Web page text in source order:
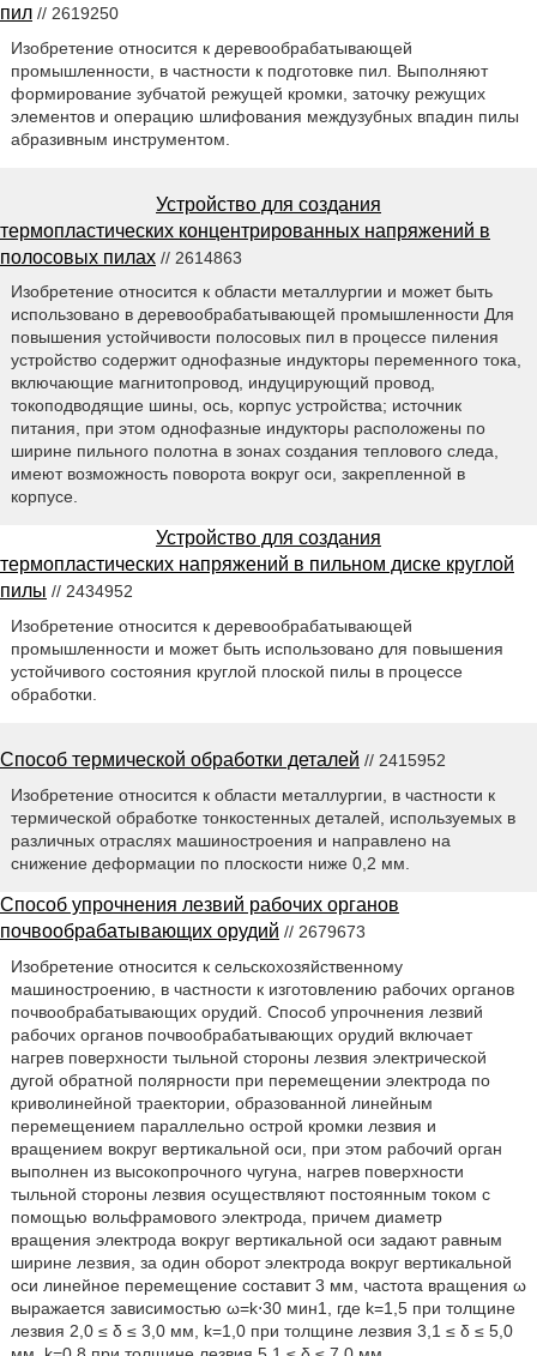
пил // 2619250
Изобретение относится к деревообрабатывающей
промышленности, в частности к подготовке пил. Выполняют
формирование зубчатой режущей кромки, заточку режущих
элементов и операцию шлифования междузубных впадин пилы
абразивным инструментом.
Устройство для создания
термопластических концентрированных напряжений в
полосовых пилах // 2614863
Изобретение относится к области металлургии и может быть
использовано в деревообрабатывающей промышленности Для
повышения устойчивости полосовых пил в процессе пиления
устройство содержит однофазные индукторы переменного тока,
включающие магнитопровод, индуцирующий провод,
токоподводящие шины, ось, корпус устройства; источник
питания, при этом однофазные индукторы расположены по
ширине пильного полотна в зонах создания теплового следа,
имеют возможность поворота вокруг оси, закрепленной в
корпусе.
Устройство для создания
термопластических напряжений в пильном диске круглой
пилы // 2434952
Изобретение относится к деревообрабатывающей
промышленности и может быть использовано для повышения
устойчивого состояния круглой плоской пилы в процессе
обработки.
Способ термической обработки деталей // 2415952
Изобретение относится к области металлургии, в частности к
термической обработке тонкостенных деталей, используемых в
различных отраслях машиностроения и направлено на
снижение деформации по плоскости ниже 0,2 мм.
Способ упрочнения лезвий рабочих органов
почвообрабатывающих орудий // 2679673
Изобретение относится к сельскохозяйственному
машиностроению, в частности к изготовлению рабочих органов
почвообрабатывающих орудий. Способ упрочнения лезвий
рабочих органов почвообрабатывающих орудий включает
нагрев поверхности тыльной стороны лезвия электрической
дугой обратной полярности при перемещении электрода по
криволинейной траектории, образованной линейным
перемещением параллельно острой кромки лезвия и
вращением вокруг вертикальной оси, при этом рабочий орган
выполнен из высокопрочного чугуна, нагрев поверхности
тыльной стороны лезвия осуществляют постоянным током с
помощью вольфрамового электрода, причем диаметр
вращения электрода вокруг вертикальной оси задают равным
ширине лезвия, за один оборот электрода вокруг вертикальной
оси линейное перемещение составит 3 мм, частота вращения ω
выражается зависимостью ω=k⋅30 мин1, где k=1,5 при толщине
лезвия 2,0 ≤ δ ≤ 3,0 мм, k=1,0 при толщине лезвия 3,1 ≤ δ ≤ 5,0